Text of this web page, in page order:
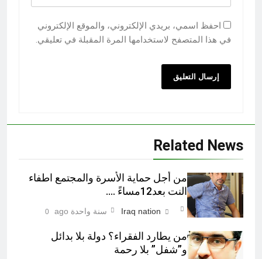
احفظ اسمي، بريدي الإلكتروني، والموقع الإلكتروني
في هذا المتصفح لاستخدامها المرة المقبلة في تعليقي.
Related News
من أجل حماية الأسرة والمجتمع اطفاء
النت بعد12مساءً ….
Iraq nation سنة واحدة ago 0
من يطارد الفقراء؟ دولة بلا بدائل
و”شفل” بلا رحمة